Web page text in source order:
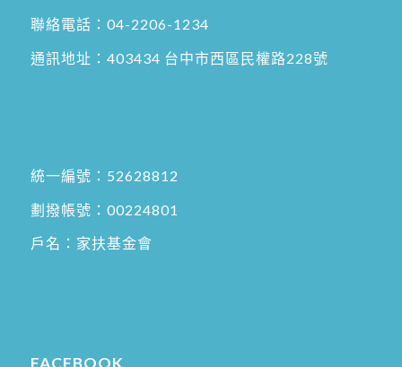
聯絡電話： 04-2206-1234
通訊地址： 403434 台中市西區民權路228號
統一編號：52628812
劃撥帳號：00224801
戶名：家扶基金會
FACEBOOK